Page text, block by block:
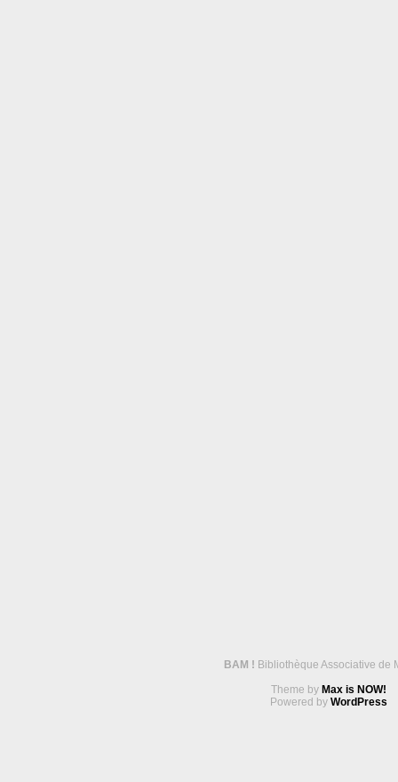
BAM ! Bibliothèque Associative de
Theme by Max is NOW!
Powered by WordPress